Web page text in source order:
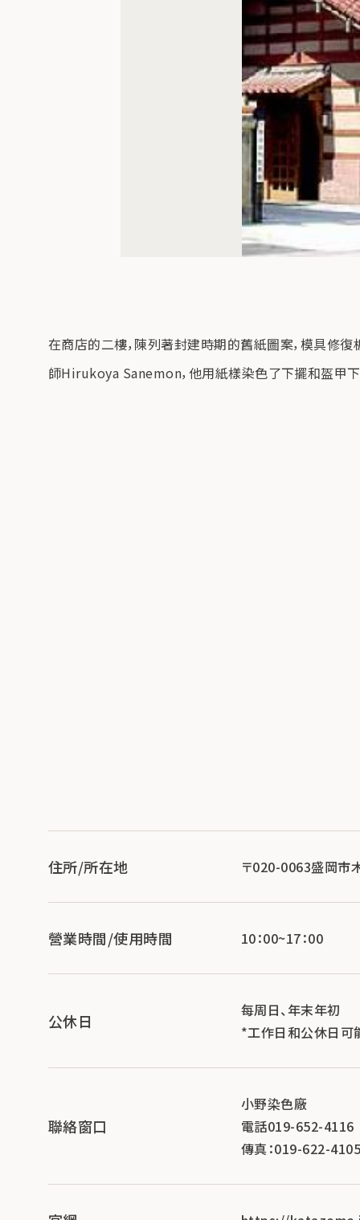
在商店的二樓，陳列著封建時期的舊紙圖案，模具修
師Hirukoya Sanemon，他用紙樣染色了下擺和盔甲
住所/所在地 〒020-0063盛岡市
營業時間/使用時間 10：00~17：00
公休日
每周日、年末年初
*工作日和公休日可
聯絡窗口
小野染色廠
電話019-652-4116
傳真：019-622-